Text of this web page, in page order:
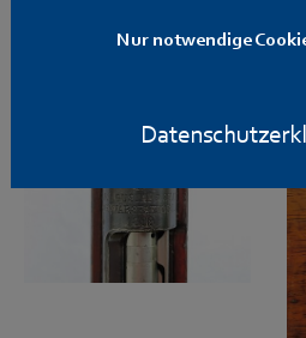
Nur notwendige